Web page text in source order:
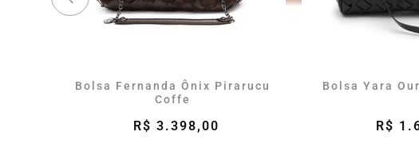
Bolsa Fernanda Ônix Pirarucu
Coffe
R$ 3.398,00
Bolsa Yara
R$